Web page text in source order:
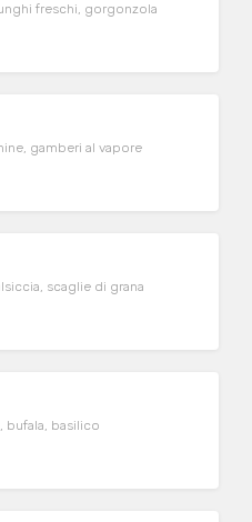
freschi, gorgonzola
gamberi al vapore
scaglie di grana
bufala, basilico